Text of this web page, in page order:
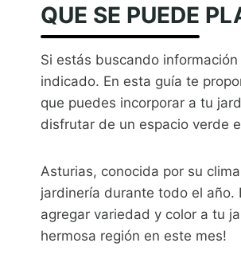
QUE SE PUEDE
Si estás buscando
indicado. En esta guía te
que puedes incorporar a tu
disfrutar de un espacio verde
Asturias, conocida por su
jardinería durante todo el año.
agregar variedad y color a tu
hermosa región en este mes!